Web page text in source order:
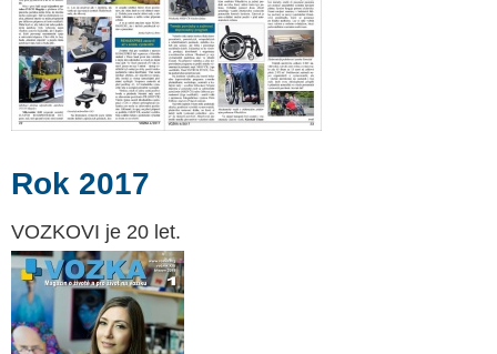
Rok 2017
VOZKOVI je 20 let.